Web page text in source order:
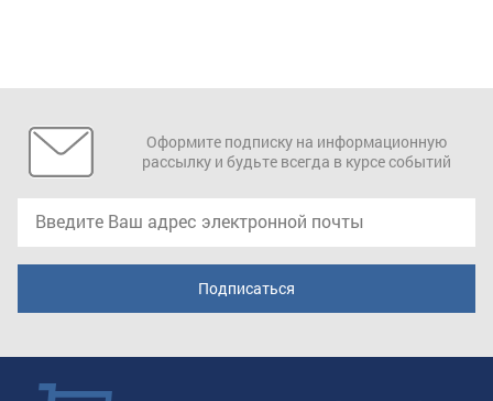
Оформите подписку на информационную
рассылку и будьте всегда в курсе событий